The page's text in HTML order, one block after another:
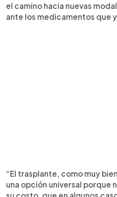
el camino hacia nuevas
ante los medicamentos que
“El trasplante, como muy
una opción universal porque